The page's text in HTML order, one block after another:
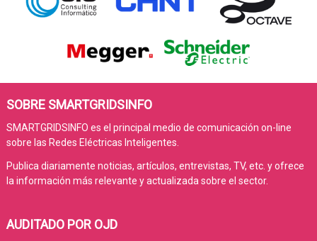
SOBRE SMARTGRIDSINFO
SMARTGRIDSINFO es el principal medio de comunicación on-line
sobre las Redes Eléctricas Inteligentes.
Publica diariamente noticias, artículos, entrevistas, TV, etc. y ofrece
la información más relevante y actualizada sobre el sector.
AUDITADO POR OJD